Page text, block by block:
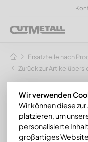
Ersatzteile nach
Zurück zur
Wir verwenden
Wir können diese
platzieren, um
personalisierte
großartiges